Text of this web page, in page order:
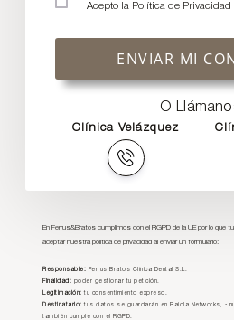
Acepto la Política de Privacidad
ENVIAR MI
O
Clínica Velázquez
En Ferrus&Bratos cumplimos con el RGPD de la UE por lo
aceptar nuestra política de privacidad al enviar un formulario:
Responsable: Ferrus Bratos Clínica Dental S.L.
Finalidad: poder gestionar tu petición.
Legitimación: tu consentimiento expreso.
Destinatario: tus datos se guardarán en Raiola Networks, -
también cumple con el RGPD.